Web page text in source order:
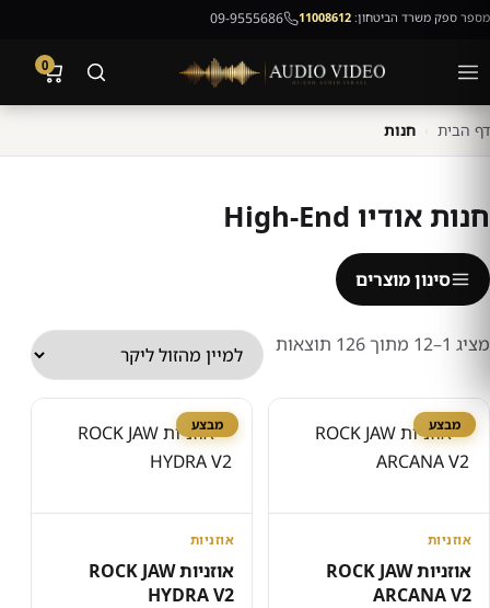
מספר ספק משרד הביטחון: 11008612
09-9555686
0
דף הבית חנות
חנות אודיו High-End
סינון מוצרים
מציג 1–12 מתוך 126 תוצאות
ממוין
לפי
מחיר:
מהזול
מבצע
אוזניות
אוזניות ROCK JAW
ARCANA V2
מבצע
אוזניות
אוזניות ROCK JAW
HYDRA V2